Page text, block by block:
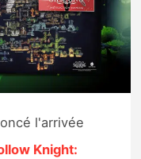
l'arrivée
Knight: